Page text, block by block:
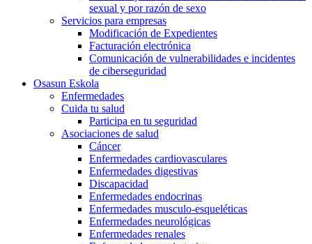
sexual y por razón de sexo
Servicios para empresas
Modificación de Expedientes
Facturación electrónica
Comunicación de vulnerabilidades e incidentes
de ciberseguridad
Osasun Eskola
Enfermedades
Cuida tu salud
Participa en tu seguridad
Asociaciones de salud
Cáncer
Enfermedades cardiovasculares
Enfermedades digestivas
Discapacidad
Enfermedades endocrinas
Enfermedades musculo-esqueléticas
Enfermedades neurológicas
Enfermedades renales